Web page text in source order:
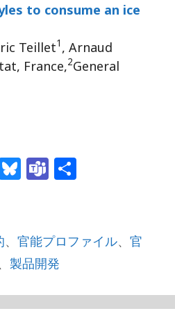
to consume an ice
Teillet1 , Arnaud
France,2General
Bl
s
k
y
T
m
s
、 官能プロファイル、 官
製品開発